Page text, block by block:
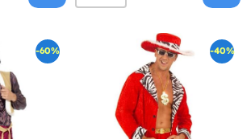
-60% -40%